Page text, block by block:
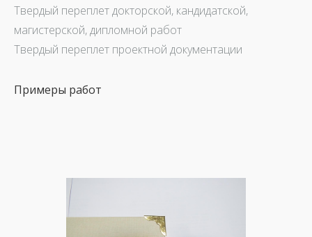
Твердый переплет докторской, кандидатской,
магистерской, дипломной работ
Твердый переплет проектной документации
Примеры работ